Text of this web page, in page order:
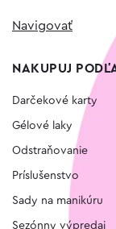
Navigovať
NAKUPUJ
Darčekové karty
Gélové laky
Odstraňovanie
Príslušenstvo
Sady na manikúru
Sezónny výpredaj